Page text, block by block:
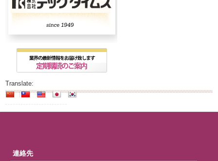
Translate:
連絡先